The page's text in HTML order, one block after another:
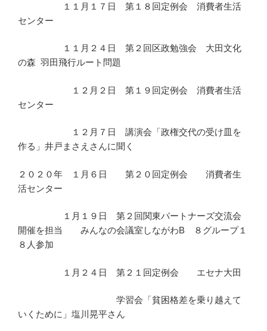
１１月１７日 第１８回定例会 消費者生活
センター
１１月２４日 第２回区政勉強会 大田文化
の森 羽田飛行ルート問題
１２月２日 第１９回定例会 消費者生活
センター
１２月７日 講演会「政権交代の受け皿を
作る」井戸まさえさんに聞く
２０２０年 １月６日 第２０回定例会 消費者生
活センター
１月１９日 第２回関東パートナーズ交流会
開催を担当 みんなの会議室しながわB ８グループ１
８人参加
１月２４日 第２１回定例会 エセナ大田
学習会「貧困格差を乗り越えて
いくために」塩川晃平さん